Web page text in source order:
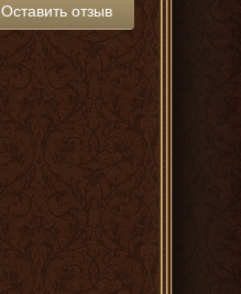
Оставить отзыв